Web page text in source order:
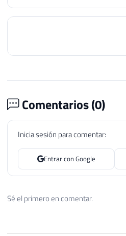
Comentarios (0)
Inicia sesión para comentar:
Entrar con Google
Sé el primero en comentar.